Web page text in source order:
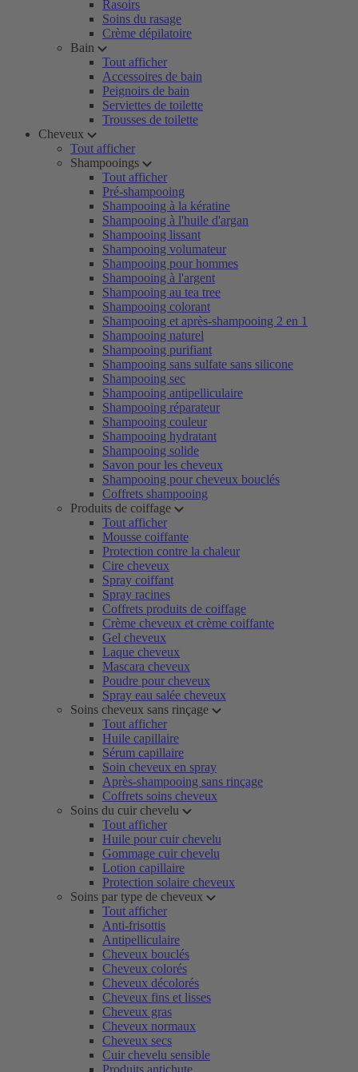
Rasoirs
Soins du rasage
Crème dépilatoire
Bain
Tout afficher
Accessoires de bain
Peignoirs de bain
Serviettes de toilette
Trousses de toilette
Cheveux
Tout afficher
Shampooings
Tout afficher
Pré-shampooing
Shampooing à la kératine
Shampooing à l'huile d'argan
Shampooing lissant
Shampooing volumateur
Shampooing pour hommes
Shampooing à l'argent
Shampooing au tea tree
Shampooing colorant
Shampooing et après-shampooing 2 en 1
Shampooing naturel
Shampooing purifiant
Shampooing sans sulfate sans silicone
Shampooing sec
Shampooing antipelliculaire
Shampooing réparateur
Shampooing couleur
Shampooing hydratant
Shampooing solide
Savon pour les cheveux
Shampooing pour cheveux bouclés
Coffrets shampooing
Produits de coiffage
Tout afficher
Mousse coiffante
Protection contre la chaleur
Cire cheveux
Spray coiffant
Spray racines
Coffrets produits de coiffage
Crème cheveux et crème coiffante
Gel cheveux
Laque cheveux
Mascara cheveux
Poudre pour cheveux
Spray eau salée cheveux
Soins cheveux sans rinçage
Tout afficher
Huile capillaire
Sérum capillaire
Soin cheveux en spray
Après-shampooing sans rinçage
Coffrets soins cheveux
Soins du cuir chevelu
Tout afficher
Huile pour cuir chevelu
Gommage cuir chevelu
Lotion capillaire
Protection solaire cheveux
Soins par type de cheveux
Tout afficher
Anti-frisottis
Antipelliculaire
Cheveux bouclés
Cheveux colorés
Cheveux décolorés
Cheveux fins et lisses
Cheveux gras
Cheveux normaux
Cheveux secs
Cuir chevelu sensible
Produits antichute